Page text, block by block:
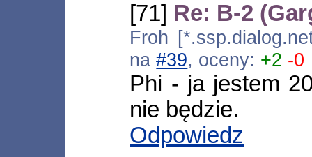
[71] Re: B-2
Froh
na#39, oceny: +2 -0
Phi - ja jestem
nie będzie.
Odpowiedz